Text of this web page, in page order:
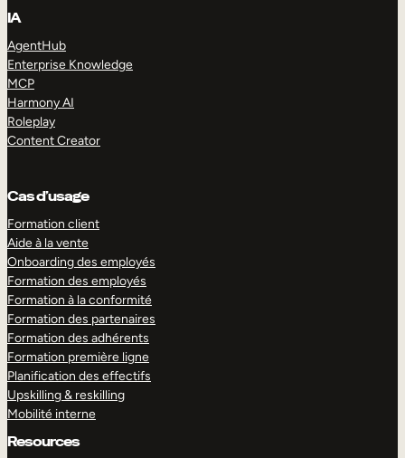
IA
AgentHub
Enterprise Knowledge
MCP
Harmony AI
Roleplay
Content Creator
Cas d’usage
Formation client
Aide à la vente
Onboarding des employés
Formation des employés
Formation à la conformité
Formation des partenaires
Formation des adhérents
Formation première ligne
Planification des effectifs
Upskilling & reskilling
Mobilité interne
Resources